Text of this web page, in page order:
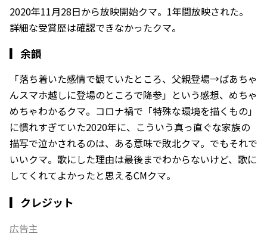
2020年11月28日から放映開始クマ。1年間放映された。
詳細な受賞歴は確認できなかったクマ。
▎ 余韻
「落ち着いた感情で観ていたところ、父親登場→ばあちゃ
んスマホ越しに登場のところで降参」という感想、めちゃ
めちゃわかるクマ。コロナ禍で「特殊な環境を描くもの」
に慣れすぎていた2020年に、こういう真っ直ぐな家族の
描写で泣かされるのは、ある意味で敗北クマ。でもそれで
いいクマ。歌にした理由は最後までわからないけど、歌に
してくれてよかったと思えるCMクマ。
▎クレジット
広告主